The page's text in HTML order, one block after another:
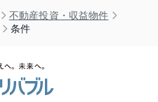
不動産投資・収益物件
条件